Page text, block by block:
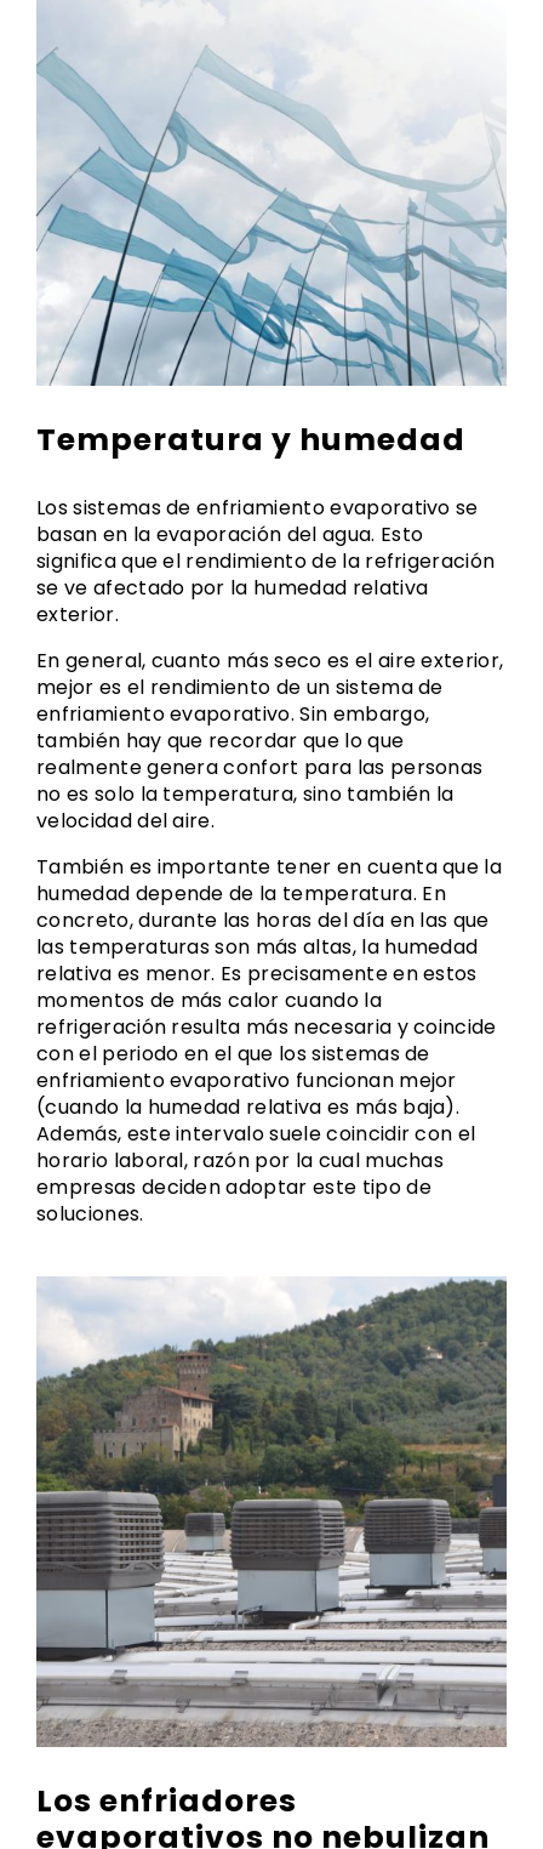
Temperatura y humedad
Los sistemas de enfriamiento evaporativo se
basan en la evaporación del agua. Esto
significa que el rendimiento de la refrigeración
se ve afectado por la humedad relativa
exterior.
En general, cuanto más seco es el aire exterior,
mejor es el rendimiento de un sistema de
enfriamiento evaporativo. Sin embargo,
también hay que recordar que lo que
realmente genera confort para las personas
no es solo la temperatura, sino también la
velocidad del aire.
También es importante tener en cuenta que la
humedad depende de la temperatura. En
concreto, durante las horas del día en las que
las temperaturas son más altas, la humedad
relativa es menor. Es precisamente en estos
momentos de más calor cuando la
refrigeración resulta más necesaria y coincide
con el periodo en el que los sistemas de
enfriamiento evaporativo funcionan mejor
(cuando la humedad relativa es más baja).
Además, este intervalo suele coincidir con el
horario laboral, razón por la cual muchas
empresas deciden adoptar este tipo de
soluciones.
Los enfriadores
evaporativos no nebulizan